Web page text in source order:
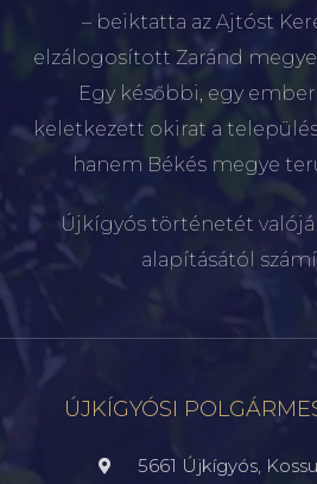
– beiktatta az Ajtóst
elzálogosított Zaránd
Egy későbbi, egy
keletkezett okirat a
hanem Békés megye
Újkígyós történetét
alapításától
ÚJKÍGYÓSI
5661 Újkígyós,